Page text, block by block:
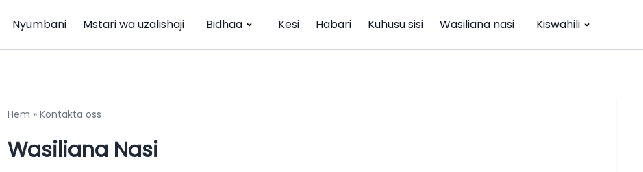
Nyumbani Mstari wa uzalishaji Bidhaa Kesi Habari Kuhusu sisi Wasiliana nasi Kiswahili
Hem » Kontakta oss
Wasiliana Nasi